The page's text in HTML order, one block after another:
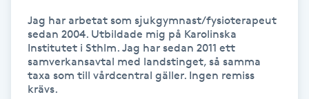
Gellack med förstärkning
Gravidmassage
Jag har arbetat som sjukgymnast/fysioterapeut
sedan 2004. Utbildade mig på Karolinska
Institutet i Sthlm. Jag har sedan 2011 ett
samverkansavtal med landstinget, så samma
taxa som till vårdcentral gäller. Ingen remiss
krävs.